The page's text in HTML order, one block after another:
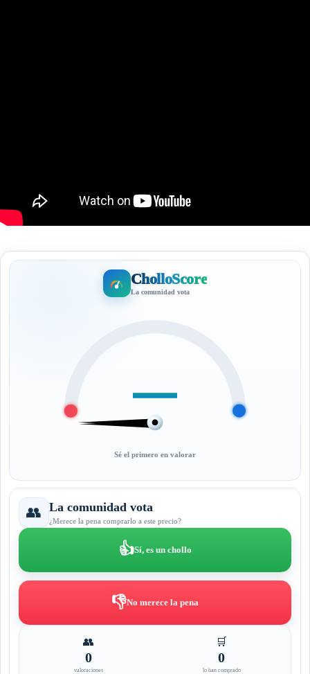
CholloScore
La comunidad vota
—
Sé el primero en valorar
👥 La comunidad vota
¿Merece la pena comprarlo a este precio?
👍Sí, es un chollo
👎No merece la pena
👥
0
valoraciones
🛒
0
lo han comprado